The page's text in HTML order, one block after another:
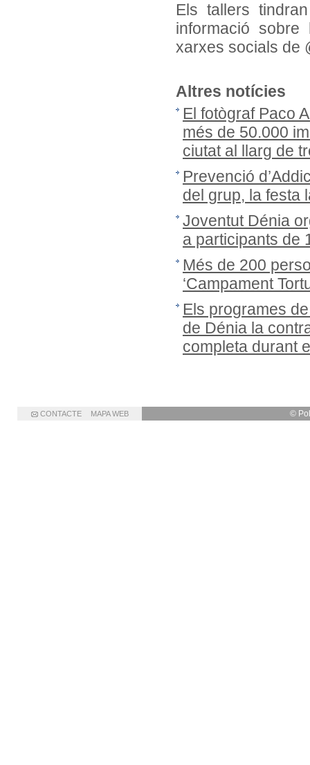
Els tallers
informació
xarxes socials de
Altres notícies
El fotògraf Paco
més de 50.000
ciutat al llarg de
Prevenció
del grup, la festa
Joventut Dénia
a participants de
Més de 200
‘Campament
Els programes
de Dénia la
completa durant
©
CONTACTE MAPA WEB